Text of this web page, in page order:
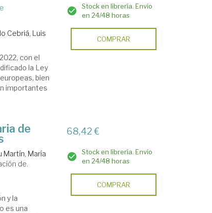
Cebriá, Luis
con el
la Ley
bien
importantes
Stock en librería. Envío
en 24/48 horas
COMPRAR
de
Martín, María
de.
y la
es una
68,42 €
Stock en librería. Envío
en 24/48 horas
COMPRAR